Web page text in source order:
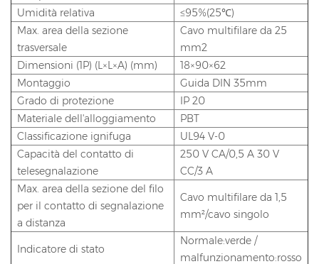
Umidità relativa
≤95%(25℃)
Max. area della sezione
trasversale
Cavo multifilare da 25
mm2
Dimensioni (1P) (L×L×A) (mm)
18×90×62
Montaggio
Guida DIN 35mm
Grado di protezione
IP 20
Materiale dell'alloggiamento
PBT
Classificazione ignifuga
UL94 V-0
Capacità del contatto di
telesegnalazione
250 V CA/0,5 A 30 V
CC/3 A
Max. area della sezione del filo
per il contatto di segnalazione
a distanza
Cavo multifilare da 1,5
mm²/cavo singolo
Indicatore di stato
Normale:verde /
malfunzionamento:rosso